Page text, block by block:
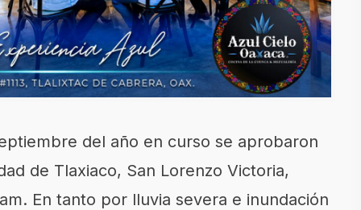
del año en curso se aprobaron
de Tlaxiaco, San Lorenzo Victoria,
En tanto por lluvia severa e inundación